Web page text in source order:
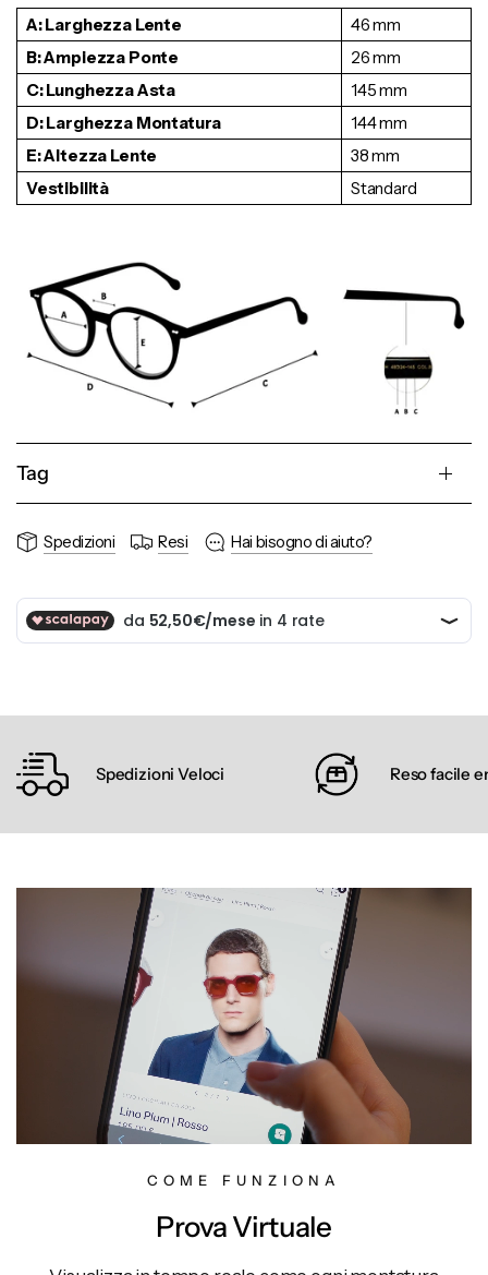
A: Larghezza Lente
46 mm
B: Ampiezza Ponte
26 mm
C: Lunghezza Asta
145 mm
D: Larghezza Montatura
144 mm
E: Altezza Lente
38 mm
Vestibilità
Standard
Tag
Spedizioni Resi Hai bisogno di aiuto?
Spedizioni Veloci Reso facile
COME FUNZIONA
Prova Virtuale